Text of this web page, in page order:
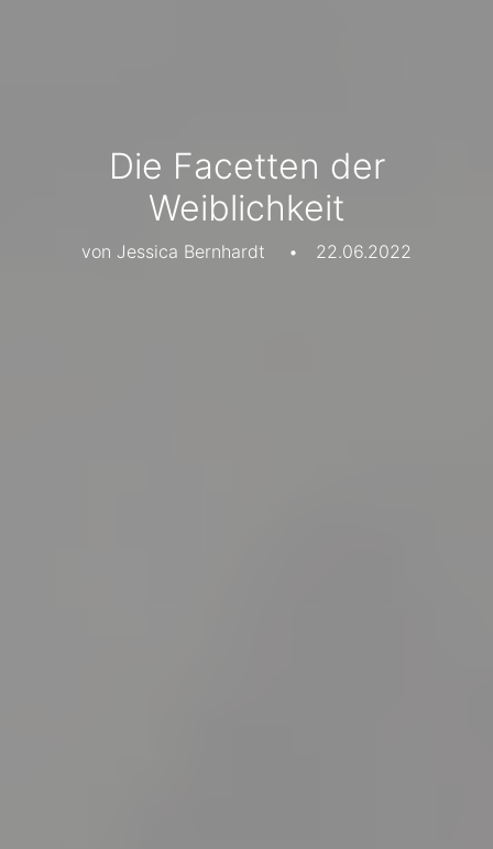
Die Facetten der
Weiblichkeit
von Jessica Bernhardt • 22.06.2022